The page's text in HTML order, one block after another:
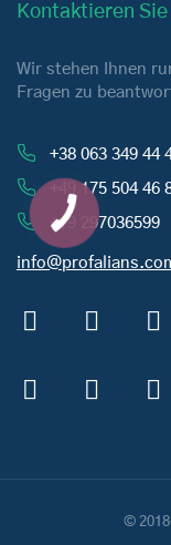
Kontaktieren Sie
Wir stehen Ihnen
Fragen zu
+38 063 349 44
+49 175 504 46
+19 297036599
©